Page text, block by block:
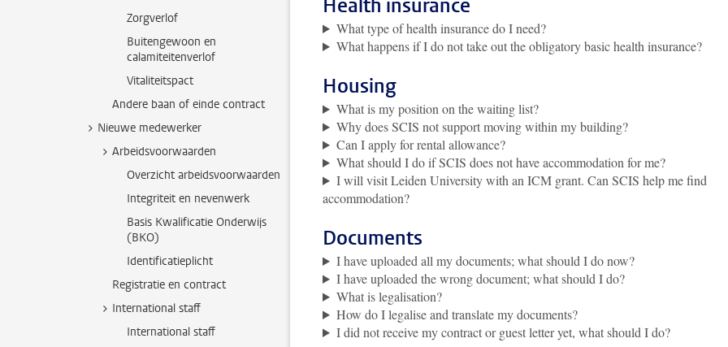
Zorgverlof
Buitengewoon en
calamiteitenverlof
Vitaliteitspact
Andere baan of einde contract
Nieuwe medewerker
Arbeidsvoorwaarden
Overzicht arbeidsvoorwaarden
Integriteit en nevenwerk
Basis Kwalificatie Onderwijs
(BKO)
Identificatieplicht
Registratie en contract
International staff
International staff
Health insurance
What type of health insurance do I need?
What happens if I do not take out the obligatory basic health insurance?
Housing
What is my position on the waiting list?
Why does SCIS not support moving within my building?
Can I apply for rental allowance?
What should I do if SCIS does not have accommodation for me?
I will visit Leiden University with an ICM grant. Can SCIS help me find
accommodation?
Documents
I have uploaded all my documents; what should I do now?
I have uploaded the wrong document; what should I do?
What is legalisation?
How do I legalise and translate my documents?
I did not receive my contract or guest letter yet, what should I do?